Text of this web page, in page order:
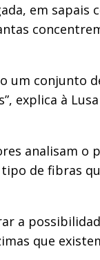
em sapais
um conjunto
explica à
analisam
de fibras
a
que